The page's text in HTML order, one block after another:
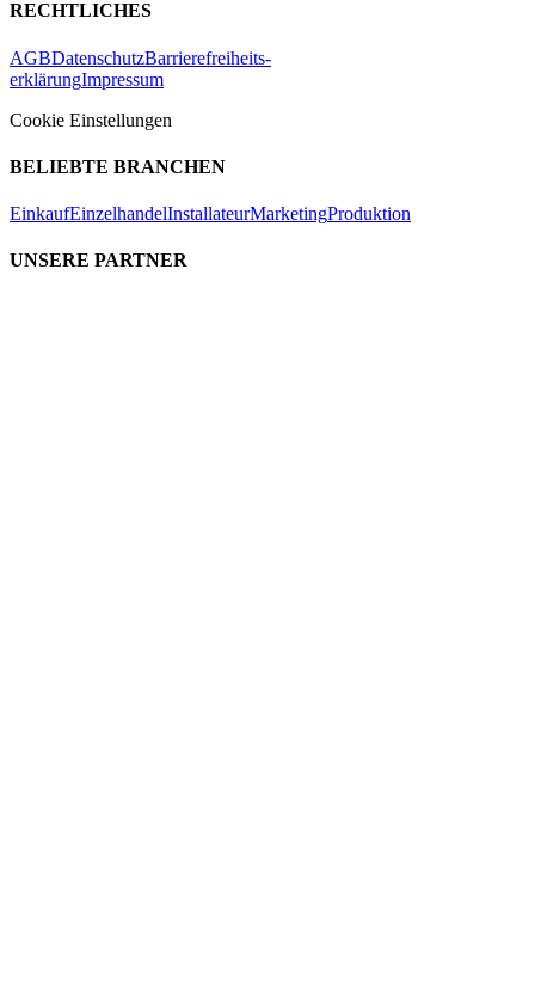
RECHTLICHES
AGBDatenschutzBarrierefreiheits-
erklärungImpressum
Cookie Einstellungen
BELIEBTE BRANCHEN
EinkaufEinzelhandelInstallateurMarketingProduktion
UNSERE PARTNER